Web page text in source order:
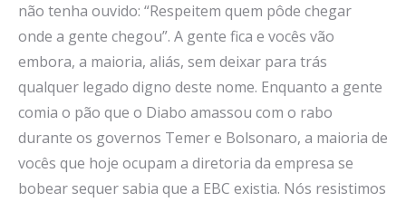
não tenha ouvido: “Respeitem quem pôde chegar
onde a gente chegou”. A gente fica e vocês vão
embora, a maioria, aliás, sem deixar para trás
qualquer legado digno deste nome. Enquanto a gente
comia o pão que o Diabo amassou com o rabo
durante os governos Temer e Bolsonaro, a maioria de
vocês que hoje ocupam a diretoria da empresa se
bobear sequer sabia que a EBC existia. Nós resistimos